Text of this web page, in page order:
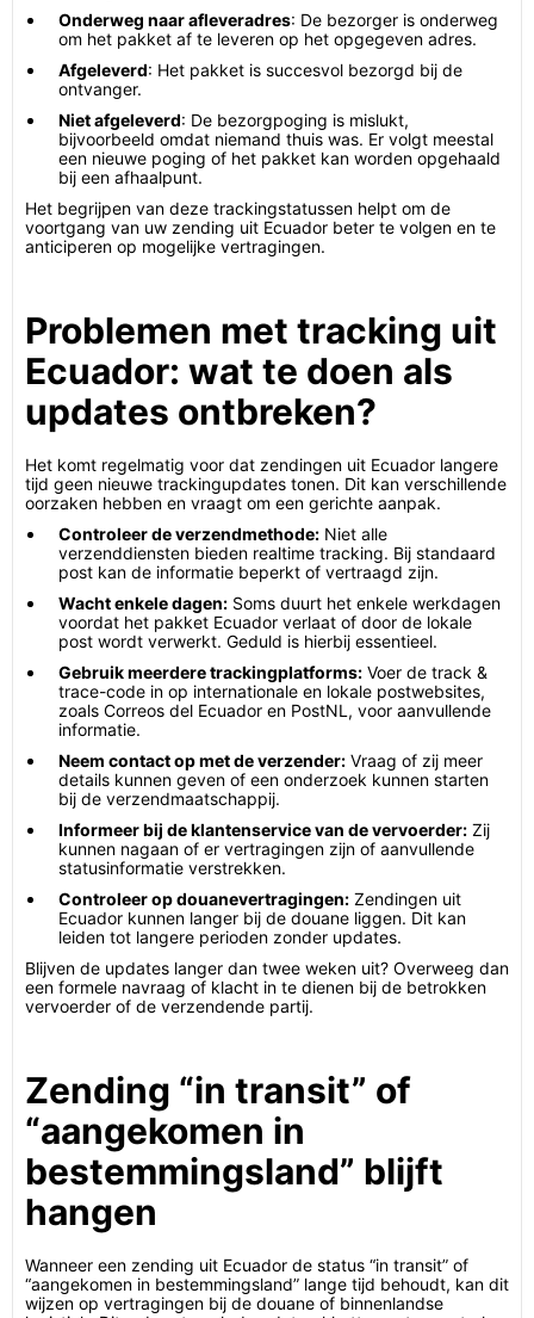
Onderweg naar afleveradres: De bezorger is onderweg
om het pakket af te leveren op het opgegeven adres.
Afgeleverd: Het pakket is succesvol bezorgd bij de
ontvanger.
Niet afgeleverd: De bezorgpoging is mislukt,
bijvoorbeeld omdat niemand thuis was. Er volgt meestal
een nieuwe poging of het pakket kan worden opgehaald
bij een afhaalpunt.
Het begrijpen van deze trackingstatussen helpt om de
voortgang van uw zending uit Ecuador beter te volgen en te
anticiperen op mogelijke vertragingen.
Problemen met tracking uit
Ecuador: wat te doen als
updates ontbreken?
Het komt regelmatig voor dat zendingen uit Ecuador langere
tijd geen nieuwe trackingupdates tonen. Dit kan verschillende
oorzaken hebben en vraagt om een gerichte aanpak.
Controleer de verzendmethode: Niet alle
verzenddiensten bieden realtime tracking. Bij standaard
post kan de informatie beperkt of vertraagd zijn.
Wacht enkele dagen: Soms duurt het enkele werkdagen
voordat het pakket Ecuador verlaat of door de lokale
post wordt verwerkt. Geduld is hierbij essentieel.
Gebruik meerdere trackingplatforms: Voer de track &
trace-code in op internationale en lokale postwebsites,
zoals Correos del Ecuador en PostNL, voor aanvullende
informatie.
Neem contact op met de verzender: Vraag of zij meer
details kunnen geven of een onderzoek kunnen starten
bij de verzendmaatschappij.
Informeer bij de klantenservice van de vervoerder: Zij
kunnen nagaan of er vertragingen zijn of aanvullende
statusinformatie verstrekken.
Controleer op douanevertragingen: Zendingen uit
Ecuador kunnen langer bij de douane liggen. Dit kan
leiden tot langere perioden zonder updates.
Blijven de updates langer dan twee weken uit? Overweeg dan
een formele navraag of klacht in te dienen bij de betrokken
vervoerder of de verzendende partij.
Zending “in transit” of
“aangekomen in
bestemmingsland” blijft
hangen
Wanneer een zending uit Ecuador de status “in transit” of
“aangekomen in bestemmingsland” lange tijd behoudt, kan dit
wijzen op vertragingen bij de douane of binnenlandse